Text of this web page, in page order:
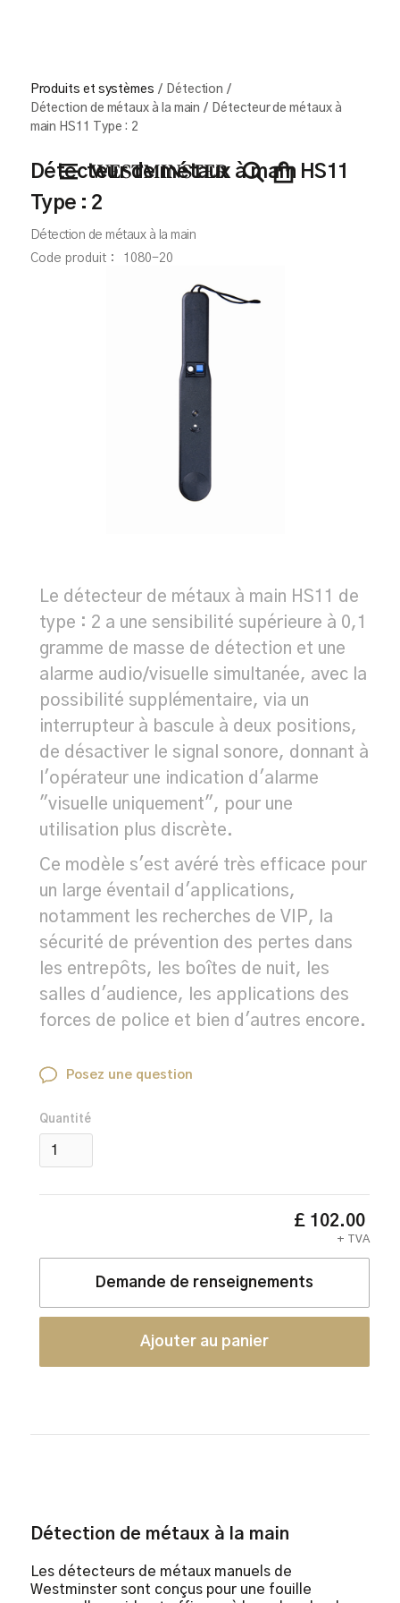
Produits et systèmes / Détection /
Détection de métaux à la main / Détecteur de métaux à
main HS11 Type : 2
Détecteur de métaux à main HS11
Type : 2
Détection de métaux à la main
Code produit :
1080-20
Le détecteur de métaux à main HS11 de
type : 2 a une sensibilité supérieure à 0,1
gramme de masse de détection et une
alarme audio/visuelle simultanée, avec la
possibilité supplémentaire, via un
interrupteur à bascule à deux positions,
de désactiver le signal sonore, donnant à
l'opérateur une indication d'alarme
"visuelle uniquement", pour une
utilisation plus discrète.
Ce modèle s'est avéré très efficace pour
un large éventail d'applications,
notamment les recherches de VIP, la
sécurité de prévention des pertes dans
les entrepôts, les boîtes de nuit, les
salles d'audience, les applications des
forces de police et bien d'autres encore.
Posez une question
Quantité
£ 102.00
+ TVA
Demande de renseignements
Détection de métaux à la main
Les détecteurs de métaux manuels de
Westminster sont conçus pour une fouille